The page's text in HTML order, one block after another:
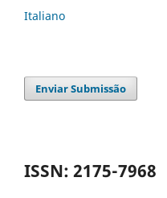
Italiano
Enviar Submissão
ISSN: 2175-7968